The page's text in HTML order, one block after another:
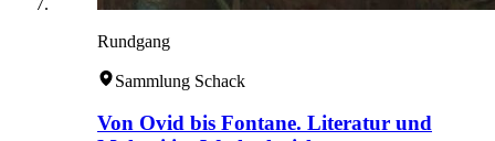
Rundgang
Sammlung Schack
Von Ovid bis Fontane. Literatur und